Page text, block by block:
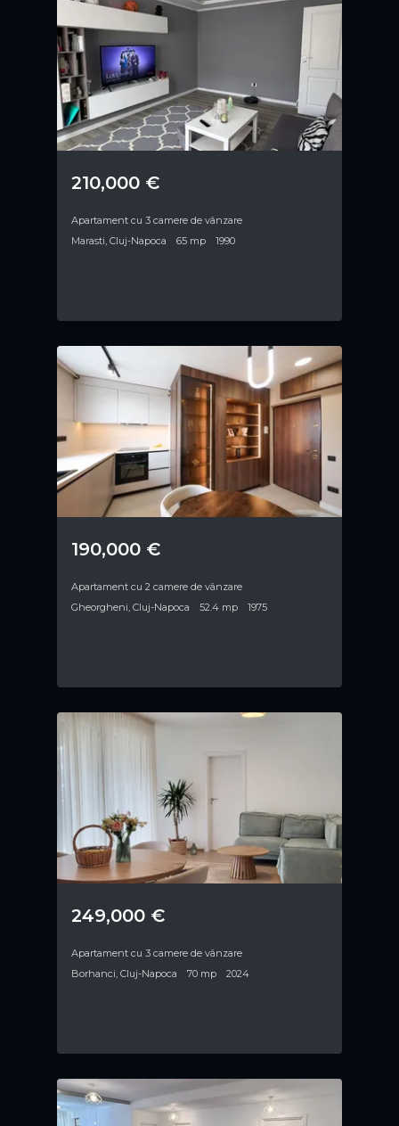
Apartament cu 3 camere de vânzare
210,000 €
Marasti, Cluj-Napoca 65 mp 1990
Apartament cu 2 camere de vânzare
190,000 €
Gheorgheni, Cluj-Napoca 52.4 mp 1975
Apartament cu 3 camere de vânzare
249,000 €
Borhanci, Cluj-Napoca 70 mp 2024